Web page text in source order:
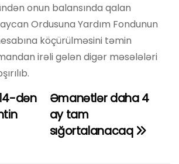
onun balansında qalan
Ordusuna Yardım Fondunun
köçürülməsini təmin
irəli gələn digər məsələləri
Əmanətlər daha 4
ay tam
sığortalanacaq
dən